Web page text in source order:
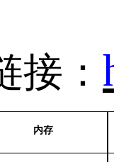
接：
内存